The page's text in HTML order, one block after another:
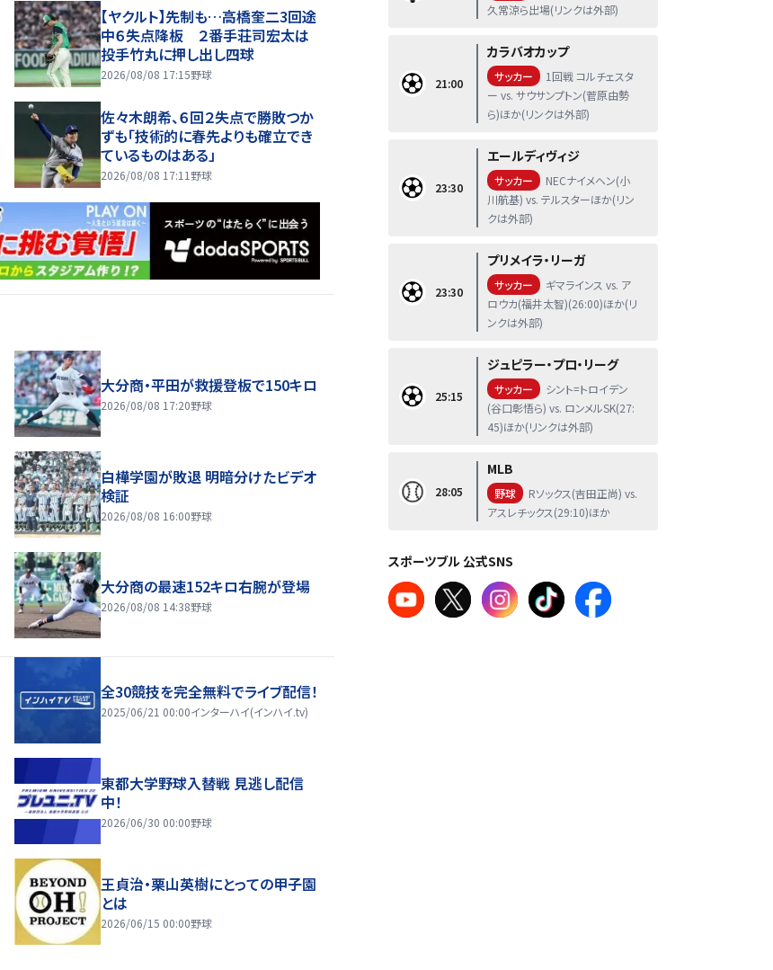
【ヤクルト】先制も…高橋奎二3回途
中６失点降板 ２番手荘司宏太は
投手竹丸に押し出し四球
2026/08/08 17:15野球
佐々木朗希、６回２失点で勝敗つか
ずも「技術的に春先よりも確立でき
ているものはある」
2026/08/08 17:11 野球
大分商・平田が救援登板で150キロ
2026/08/08 17:20野球
白樺学園が敗退 明暗分けたビデオ
検証
2026/08/08 16:00野球
大分商の最速152キロ右腕が登場
2026/08/08 14:38野球
全30競技を完全無料でライブ配信！
2025/06/21 00:00インターハイ(インハイ.tv)
東都大学野球入替戦 見逃し配信
中！
2026/06/30 00:00野球
王貞治・栗山英樹にとっての甲子園
とは
2026/06/15 00:00野球
久常涼ら出場(リンクは外部)
21:00
カラバオカップ
サッカー
1回戦 コルチェスタ
ー vs. サウサンプトン(菅原由勢
ら)ほか(リンクは外部)
23:30
エールディヴィジ
サッカー
NECナイメヘン(小
川航基) vs. テルスターほか(リン
クは外部)
23:30
プリメイラ・リーガ
サッカー
ギマラインス vs. ア
ロウカ(福井太智)(26:00)ほか(リ
ンクは外部)
25:15
ジュピラー・プロ・リーグ
サッカー
シント=トロイデン
(谷口彰悟ら) vs. ロンメルSK(27:
45)ほか(リンクは外部)
28:05
MLB
野球
Rソックス(吉田正尚) vs.
アスレチックス(29:10)ほか
スポーツブル 公式SNS